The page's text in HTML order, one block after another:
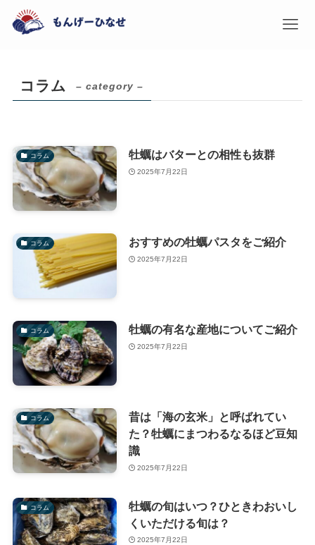
コラム – category –
コラム 牡蠣はバターとの相性も抜群
2025年7月22日
コラム おすすめの牡蠣パスタをご紹介
2025年7月22日
コラム 牡蠣の有名な産地についてご紹介
2025年7月22日
コラム
昔は「海の玄米」と呼ばれてい
た？牡蠣にまつわるなるほど豆知
識
2025年7月22日
コラム
牡蠣の旬はいつ？ひときわおいし
くいただける旬は？
2025年7月22日